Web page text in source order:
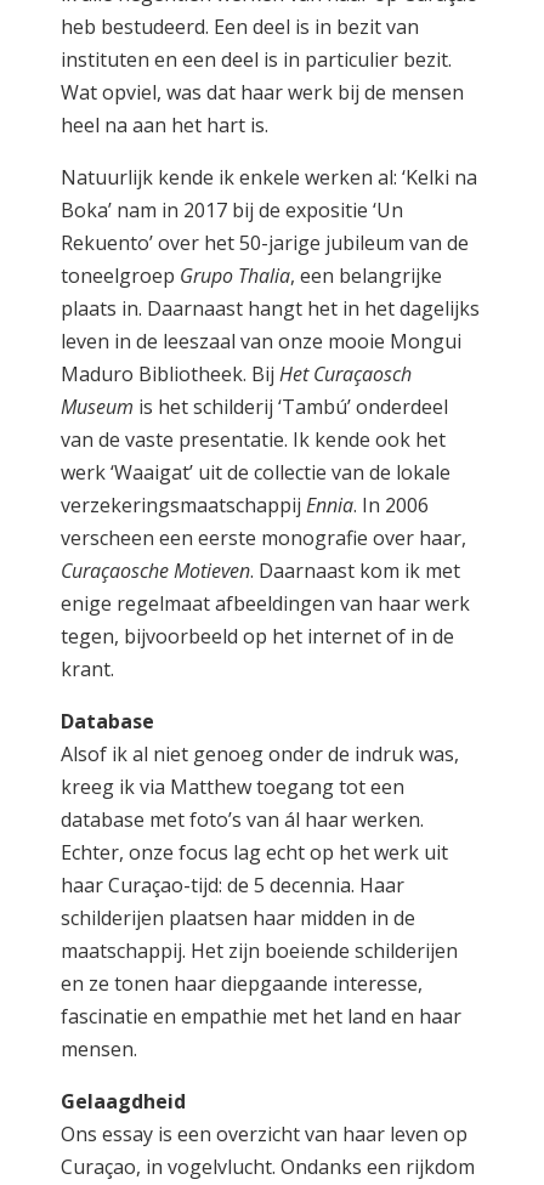
heb bestudeerd. Een deel is in bezit van
instituten en een deel is in particulier bezit.
Wat opviel, was dat haar werk bij de mensen
heel na aan het hart is.
Natuurlijk kende ik enkele werken al: ‘Kelki na
Boka’ nam in 2017 bij de expositie ‘Un
Rekuento’ over het 50-jarige jubileum van de
toneelgroep Grupo Thalia, een belangrijke
plaats in. Daarnaast hangt het in het dagelijks
leven in de leeszaal van onze mooie Mongui
Maduro Bibliotheek. Bij Het Curaçaosch
Museum is het schilderij ‘Tambú’ onderdeel
van de vaste presentatie. Ik kende ook het
werk ‘Waaigat’ uit de collectie van de lokale
verzekeringsmaatschappij Ennia. In 2006
verscheen een eerste monografie over haar,
Curaçaosche Motieven. Daarnaast kom ik met
enige regelmaat afbeeldingen van haar werk
tegen, bijvoorbeeld op het internet of in de
krant.
Database
Alsof ik al niet genoeg onder de indruk was,
kreeg ik via Matthew toegang tot een
database met foto’s van ál haar werken.
Echter, onze focus lag echt op het werk uit
haar Curaçao-tijd: de 5 decennia. Haar
schilderijen plaatsen haar midden in de
maatschappij. Het zijn boeiende schilderijen
en ze tonen haar diepgaande interesse,
fascinatie en empathie met het land en haar
mensen.
Gelaagdheid
Ons essay is een overzicht van haar leven op
Curaçao, in vogelvlucht. Ondanks een rijkdom